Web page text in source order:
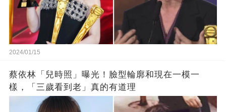
2024/01/15
蔡依林「兒時照」曝光！臉型輪廓和現在一模一
樣，「三歲看到老」真的有道理